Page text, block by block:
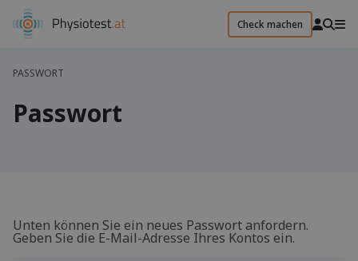
Check machen
PASSWORT
Passwort
Unten können Sie ein neues Passwort anfordern.
Geben Sie die E-Mail-Adresse Ihres Kontos ein.